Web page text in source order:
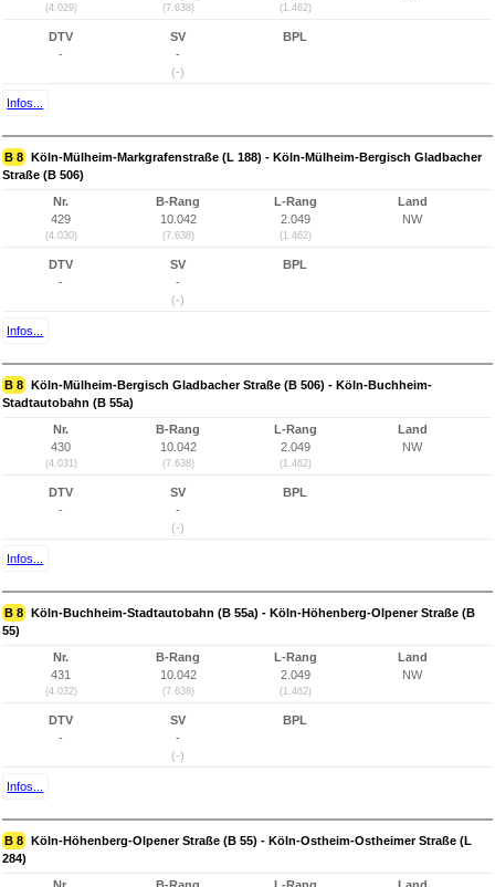
(4.029) (7.638) (1.462)
DTV
-
SV
-
(-)
BPL
Infos...
B 8 Köln-Mülheim-Markgrafenstraße (L 188) - Köln-Mülheim-Bergisch Gladbacher
Straße (B 506)
Nr.
429
(4.030)
B-Rang
10.042
(7.638)
L-Rang
2.049
(1.462)
Land
NW
DTV
-
SV
-
(-)
BPL
Infos...
B 8 Köln-Mülheim-Bergisch Gladbacher Straße (B 506) - Köln-Buchheim-
Stadtautobahn (B 55a)
Nr.
430
(4.031)
B-Rang
10.042
(7.638)
L-Rang
2.049
(1.462)
Land
NW
DTV
-
SV
-
(-)
BPL
Infos...
B 8 Köln-Buchheim-Stadtautobahn (B 55a) - Köln-Höhenberg-Olpener Straße (B
55)
Nr.
431
(4.032)
B-Rang
10.042
(7.638)
L-Rang
2.049
(1.462)
Land
NW
DTV
-
SV
-
(-)
BPL
Infos...
B 8 Köln-Höhenberg-Olpener Straße (B 55) - Köln-Ostheim-Ostheimer Straße (L
284)